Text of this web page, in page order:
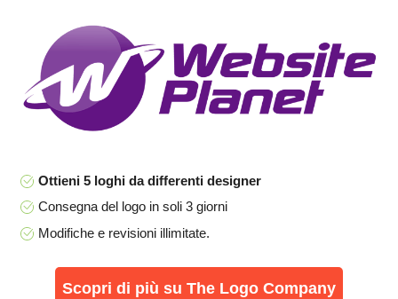
Ottieni 5 loghi da differenti designer
Consegna del logo in soli 3 giorni
Modifiche e revisioni illimitate.
Scopri di più su The Logo Company